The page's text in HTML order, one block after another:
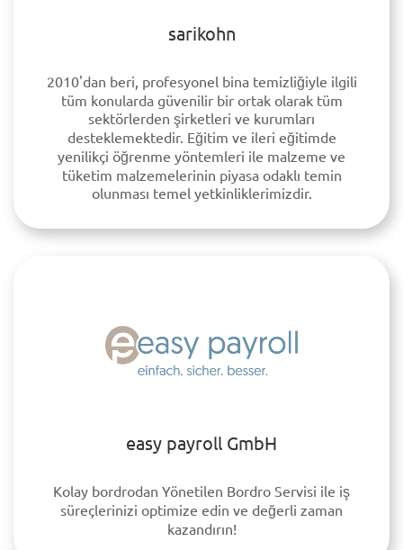
sarikohn
2010'dan beri, profesyonel bina temizliğiyle ilgili
tüm konularda güvenilir bir ortak olarak tüm
sektörlerden şirketleri ve kurumları
desteklemektedir. Eğitim ve ileri eğitimde
yenilikçi öğrenme yöntemleri ile malzeme ve
tüketim malzemelerinin piyasa odaklı temin
olunması temel yetkinliklerimizdir.
easy payroll GmbH
Kolay bordrodan Yönetilen Bordro Servisi ile iş
süreçlerinizi optimize edin ve değerli zaman
kazandırın!